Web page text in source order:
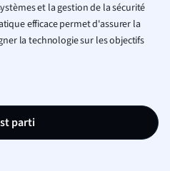
et la gestion de la sécurité
efficace permet d'assurer la
la technologie sur les objectifs
parti